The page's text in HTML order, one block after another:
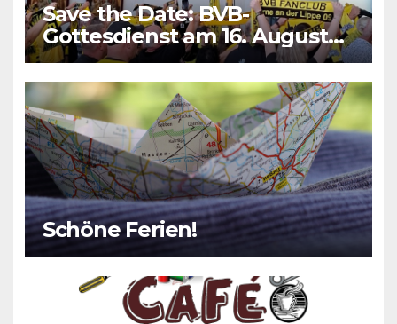
Save the Date: BVB-
Gottesdienst am 16. August
2026
Schöne Ferien!